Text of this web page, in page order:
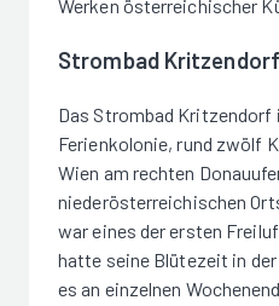
Werken österreichischer
Strombad Kritzendorf
Das Strombad Kritzendorf
Ferienkolonie, rund zwölf
Wien am rechten
niederösterreichischen
war eines der ersten
hatte seine Blütezeit in
es an einzelnen